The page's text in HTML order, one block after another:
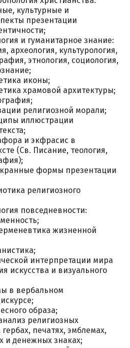
культурные и
презентации
и гуманитарное знание:
археология, культурология,
этнология, социология,
иконы;
храмовой архитектуры;
религиозной морали;
иллюстрации
и экфрасис в
(Св. Писание, теология,
формы презентации
религиозного
повседневности:
жизненной
интерпретации мира
искусства и визуального
в вербальном
образа;
религиозных
печатях, эмблемах,
и денежных знаках;